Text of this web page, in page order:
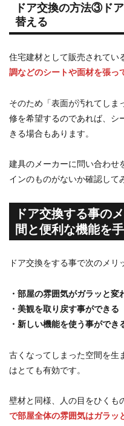
ドア交換の方法③ド
替える
住宅建材として販売されてい
調などのシートや面材を張っ
そのため「表面が汚れてしま
修を希望するのであれば、シ
きる場合もあります。
建具のメーカーに問い合わせ
インのものがないか確認して
ドア交換する事の
間と便利な機能を
ドア交換をする事で次のメリ
・部屋の雰囲気がガラッと変
・美観を取り戻す事ができる
・新しい機能を使う事ができ
古くなってしまった空間を生
はとても有効です。
壁材と同様、人の目をひくも
で部屋全体の雰囲気はガラッ